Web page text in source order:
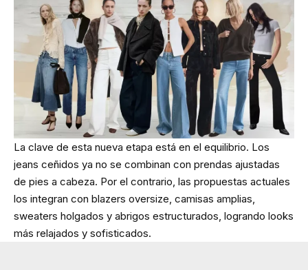
La clave de esta nueva etapa está en el equilibrio. Los
jeans ceñidos ya no se combinan con prendas ajustadas
de pies a cabeza. Por el contrario, las propuestas actuales
los integran con blazers oversize, camisas amplias,
sweaters holgados y abrigos estructurados, logrando looks
más relajados y sofisticados.